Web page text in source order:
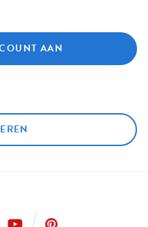
AAN